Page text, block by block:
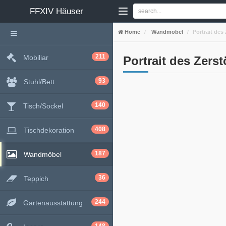
FFXIV Häuser
Home Wandmöbel Portrait des
Portrait des
Mobiliar 211
Stuhl/Bett 93
Tisch/Sockel 140
Tischdekoration 408
Wandmöbel 187
Teppich 36
Gartenausstattung 244